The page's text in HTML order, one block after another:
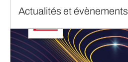
Actualités et évènements